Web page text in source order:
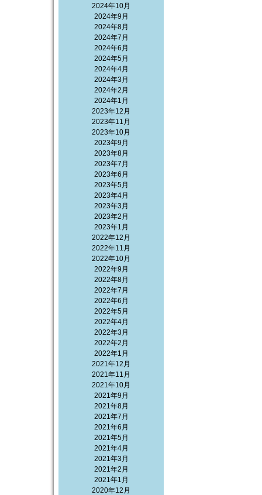
2024年10月
2024年9月
2024年8月
2024年7月
2024年6月
2024年5月
2024年4月
2024年3月
2024年2月
2024年1月
2023年12月
2023年11月
2023年10月
2023年9月
2023年8月
2023年7月
2023年6月
2023年5月
2023年4月
2023年3月
2023年2月
2023年1月
2022年12月
2022年11月
2022年10月
2022年9月
2022年8月
2022年7月
2022年6月
2022年5月
2022年4月
2022年3月
2022年2月
2022年1月
2021年12月
2021年11月
2021年10月
2021年9月
2021年8月
2021年7月
2021年6月
2021年5月
2021年4月
2021年3月
2021年2月
2021年1月
2020年12月